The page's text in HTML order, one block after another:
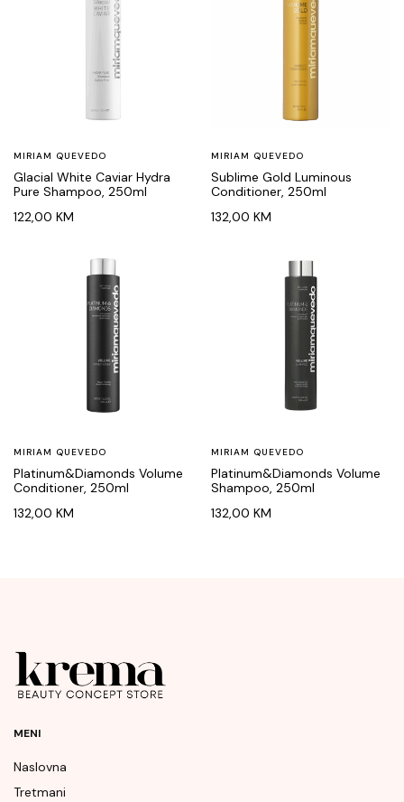
MIRIAM QUEVEDO
Glacial White Caviar Hydra
Pure Shampoo, 250ml
122,00 KM
MIRIAM QUEVEDO
Sublime Gold Luminous
Conditioner, 250ml
132,00 KM
MIRIAM QUEVEDO
Platinum&Diamonds Volume
Conditioner, 250ml
132,00 KM
MIRIAM QUEVEDO
Platinum&Diamonds Volume
Shampoo, 250ml
132,00 KM
MENI
Naslovna
Tretmani